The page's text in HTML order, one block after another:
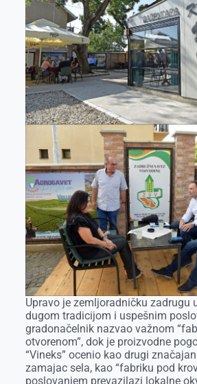
Upravo je zemljoradničku zadrugu
dugom tradicijom i uspešnim
gradonačelnik nazvao važnom
otvorenom”, dok je proizvodne
“Vineks” ocenio kao drugi
zamajac sela, kao “fabriku pod
poslovanjem prevazilazi lokalne